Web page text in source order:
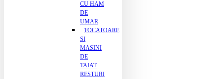
CU HAM
DE
UMAR
TOCATOARE
SI
MASINI
DE
TAIAT
RESTURI